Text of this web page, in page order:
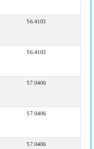
56.4103
56.4103
57.0406
57.0406
57.0406